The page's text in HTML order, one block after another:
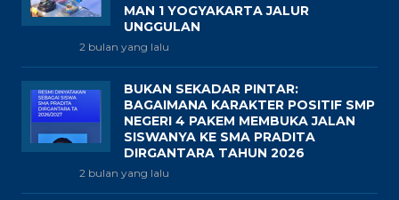
MAN 1 YOGYAKARTA JALUR
UNGGULAN
2 bulan yang lalu
BUKAN SEKADAR PINTAR:
BAGAIMANA KARAKTER POSITIF SMP
NEGERI 4 PAKEM MEMBUKA JALAN
SISWANYA KE SMA PRADITA
DIRGANTARA TAHUN 2026
2 bulan yang lalu